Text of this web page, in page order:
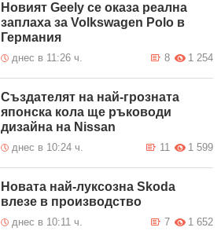
Новият Geely се оказа реална
заплаха за Volkswagen Polo в
Германия
днес в 11:26 ч. 1 254
8
Създателят на най-грозната
японска кола ще ръководи
дизайна на Nissan
днес в 10:24 ч. 1 599
11
Новата най-луксозна Skoda
влезе в производство
днес в 10:11 ч. 1 652
7